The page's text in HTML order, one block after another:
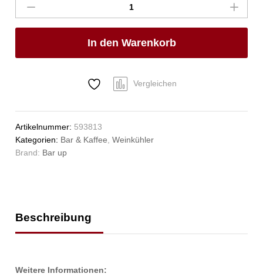
Bar
up,
ø142x(H)210mm
In den Warenkorb
Vergleichen
Artikelnummer: 593813
Kategorien: Bar & Kaffee ,Weinkühler
Brand: Bar up
Beschreibung
Weitere Informationen: